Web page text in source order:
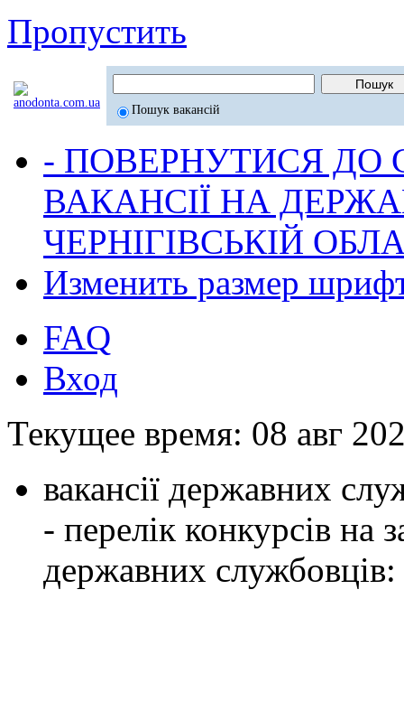
Пропустить
Пошук вакансій
- ПОВЕРНУТИСЯ ДО
ВАКАНСІЇ НА
ЧЕРНІГІВСЬКІЙ
Изменить размер
FAQ
Вход
Текущее время: 08 авг
вакансії державних
- перелік конкурсів на
державних службовців: